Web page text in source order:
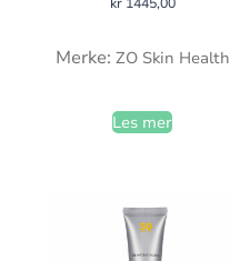
Merke: ZO Skin Health
Les mer